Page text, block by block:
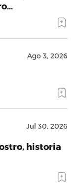
Ago 3, 2026
Jul 30, 2026
historia